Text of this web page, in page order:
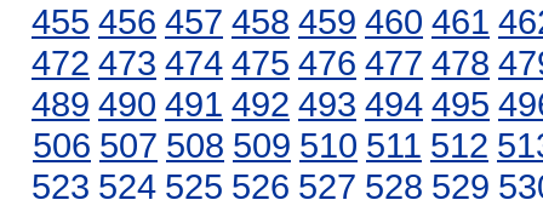
455 456 457 458 459 460 461
472 473 474 475 476 477 478
489 490 491 492 493 494 495
506 507 508 509 510 511 512
523 524 525 526 527 528 529